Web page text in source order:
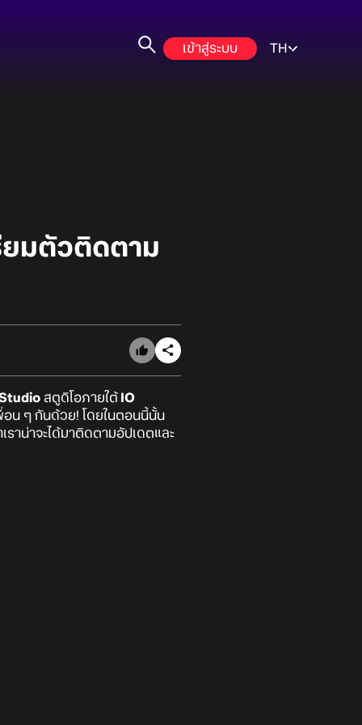
เข้าสู่ระบบ TH
ยมตัวติดตาม
สตูดิโอภายใต้ IO
อน ๆ กันด้วย! โดยในตอนนี้นั้น
าน่าจะได้มาติดตามอัปเดตและ